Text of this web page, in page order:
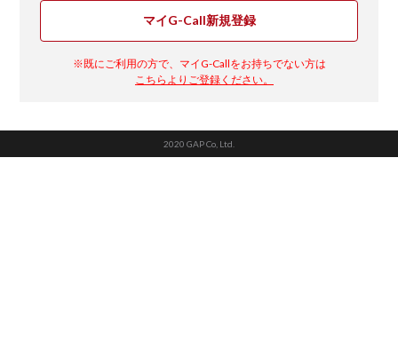
マイG-Call新規登録
※既にご利用の方で、マイG-Callをお持ちでない方は
こちらよりご登録ください。
2020 GAP Co, Ltd.